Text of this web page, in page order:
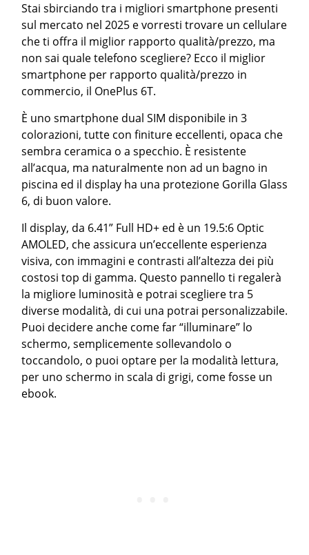
Stai sbirciando tra i migliori smartphone presenti
sul mercato nel 2025 e vorresti trovare un cellulare
che ti offra il miglior rapporto qualità/prezzo, ma
non sai quale telefono scegliere? Ecco il miglior
smartphone per rapporto qualità/prezzo in
commercio, il OnePlus 6T.
È uno smartphone dual SIM disponibile in 3
colorazioni, tutte con finiture eccellenti, opaca che
sembra ceramica o a specchio. È resistente
all’acqua, ma naturalmente non ad un bagno in
piscina ed il display ha una protezione Gorilla Glass
6, di buon valore.
Il display, da 6.41” Full HD+ ed è un 19.5:6 Optic
AMOLED, che assicura un’eccellente esperienza
visiva, con immagini e contrasti all’altezza dei più
costosi top di gamma. Questo pannello ti regalerà
la migliore luminosità e potrai scegliere tra 5
diverse modalità, di cui una potrai personalizzabile.
Puoi decidere anche come far “illuminare” lo
schermo, semplicemente sollevandolo o
toccandolo, o puoi optare per la modalità lettura,
per uno schermo in scala di grigi, come fosse un
ebook.